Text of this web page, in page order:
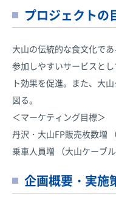
プロジェクトの
大山の伝統的な食文化で
参加しやすいサービスと
ト効果を促進。また、大
図る。
＜マーケティング目標＞
丹沢・大山FP販売枚数増
乗車人員増 （大山ケーブル
企画概要・実施